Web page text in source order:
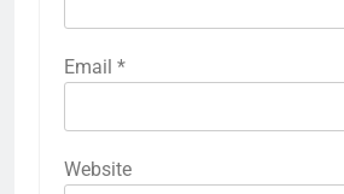
Email *
Website